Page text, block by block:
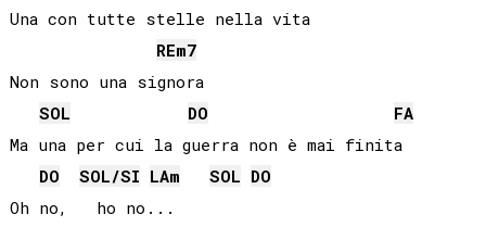
Una con tutte stelle nella vita
REm7
Non sono una signora
SOL
DO
FA
Ma una per cui la guerra non è mai
DO
SOL/SI LAm SOL DO